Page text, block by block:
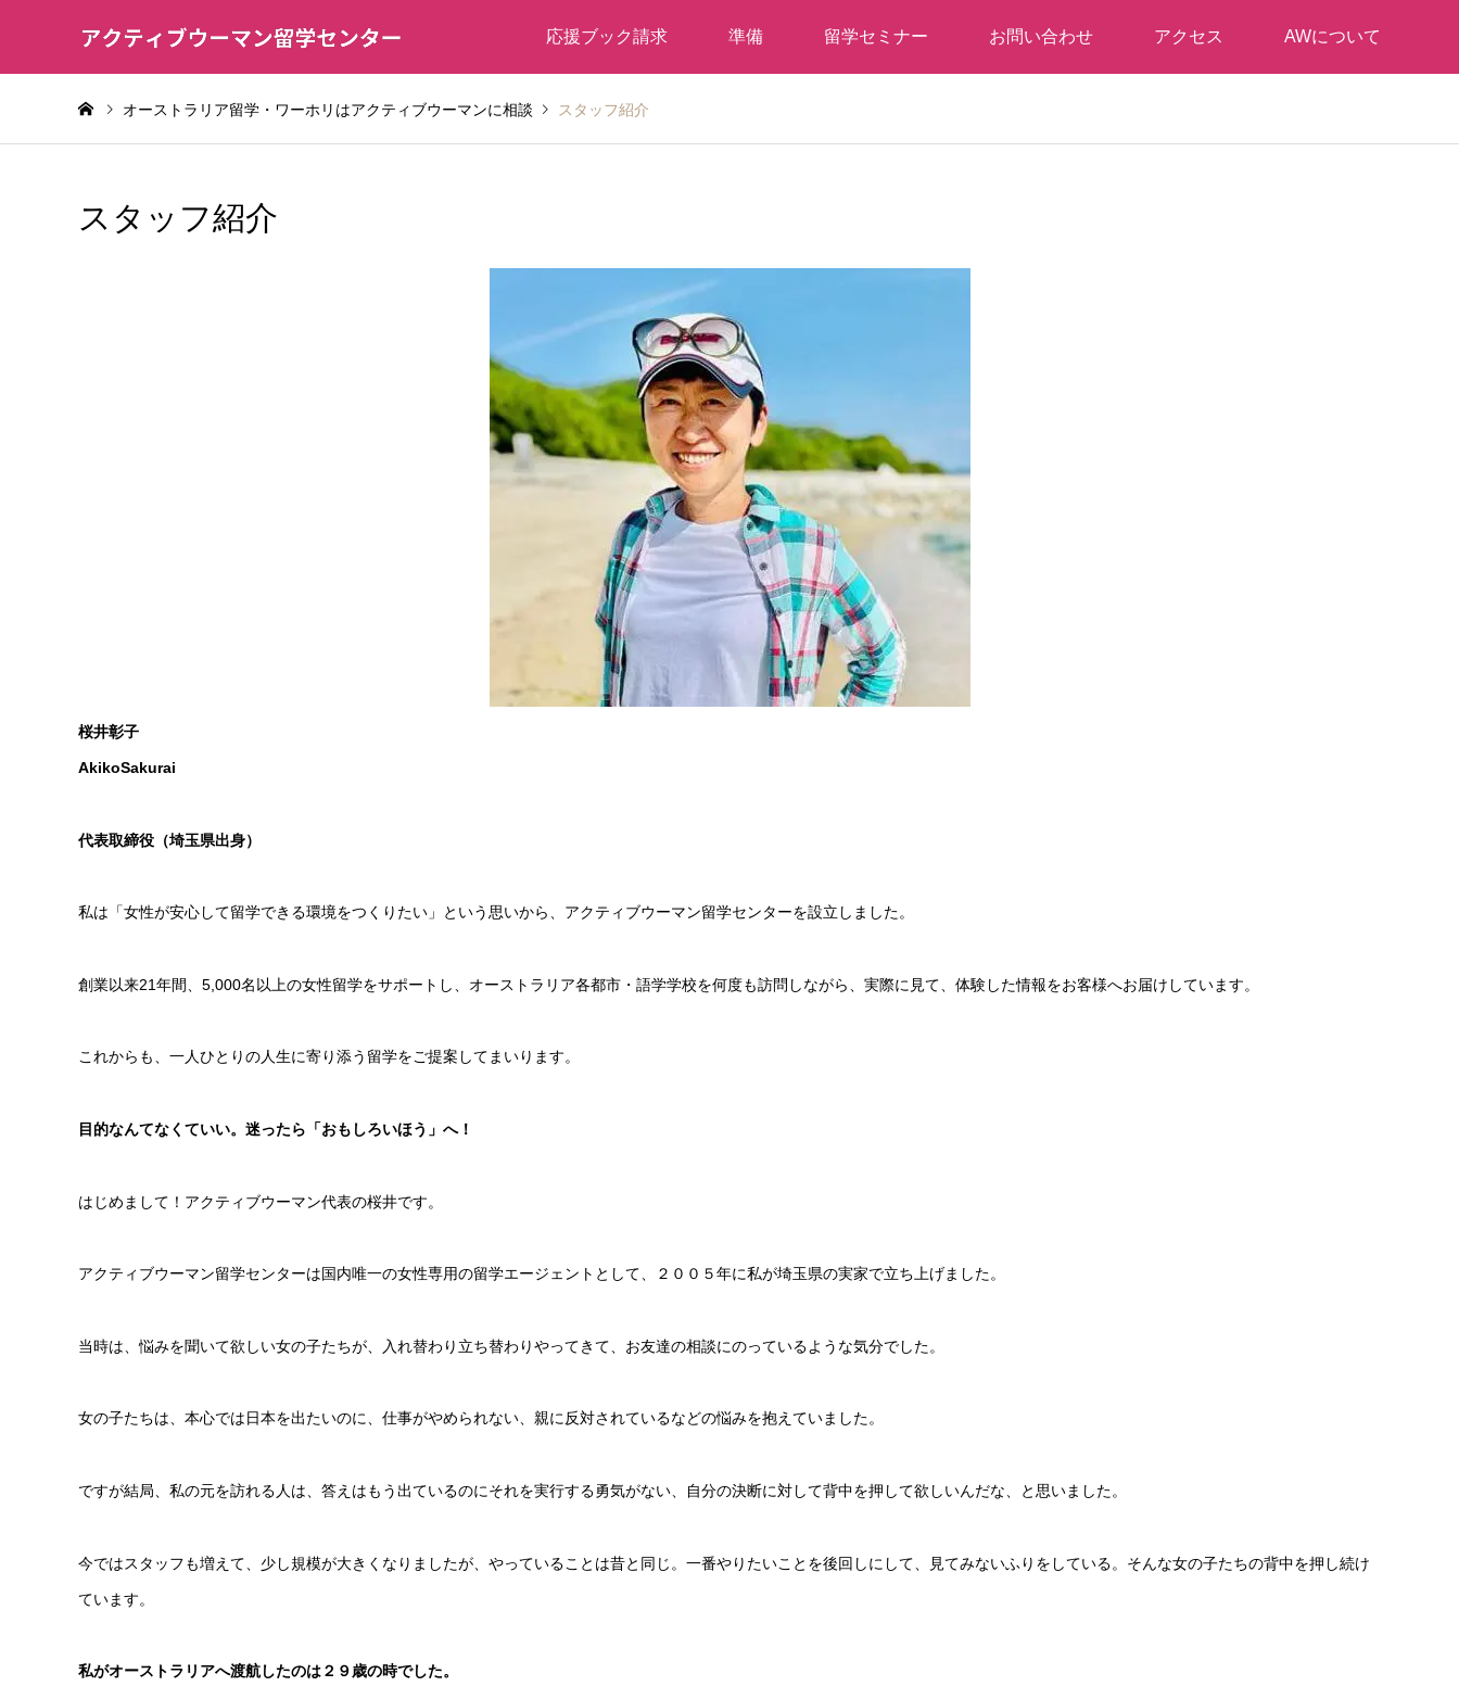
応援ブック請求 準備 留学セミナー お問い合わせ アクセス AWについて
オーストラリア留学・ワーホリはアクティブウーマンに相談 スタッフ紹介
スタッフ紹介
桜井彰子
AkikoSakurai
代表取締役（埼玉県出身）
私は「女性が安心して留学できる環境をつくりたい」という思いから、アクティブウーマン留学センターを設立しました。
創業以来21年間、5,000名以上の女性留学をサポートし、オーストラリア各都市・語学学校を何度も訪問しながら、実際に見て、体験した情報をお客様へお届けしています。
これからも、一人ひとりの人生に寄り添う留学をご提案してまいります。
目的なんてなくていい。迷ったら「おもしろいほう」へ！
はじめまして！アクティブウーマン代表の桜井です。
アクティブウーマン留学センターは国内唯一の女性専用の留学エージェントとして、２００５年に私が埼玉県の実家で立ち上げました。
当時は、悩みを聞いて欲しい女の子たちが、入れ替わり立ち替わりやってきて、お友達の相談にのっているような気分でした。
女の子たちは、本心では日本を出たいのに、仕事がやめられない、親に反対されているなどの悩みを抱えていました。
ですが結局、私の元を訪れる人は、答えはもう出ているのにそれを実行する勇気がない、自分の決断に対して背中を押して欲しいんだな、と思いました。
今ではスタッフも増えて、少し規模が大きくなりましたが、やっていることは昔と同じ。一番やりたいことを後回しにして、見てみないふりをしている。そんな女の子たちの背中を押し続け
ています。
私がオーストラリアへ渡航したのは２９歳の時でした。